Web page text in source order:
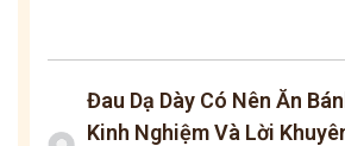
Đau Dạ Dày Có Nên Ăn
Kinh Nghiệm Và Lời